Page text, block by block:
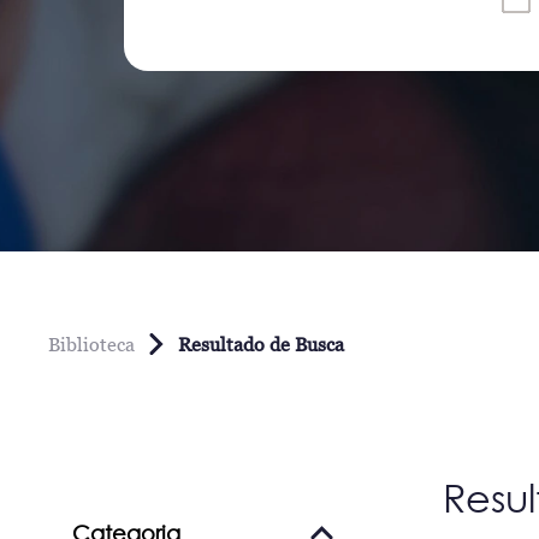
Biblioteca Resultado de Busca
Categoria